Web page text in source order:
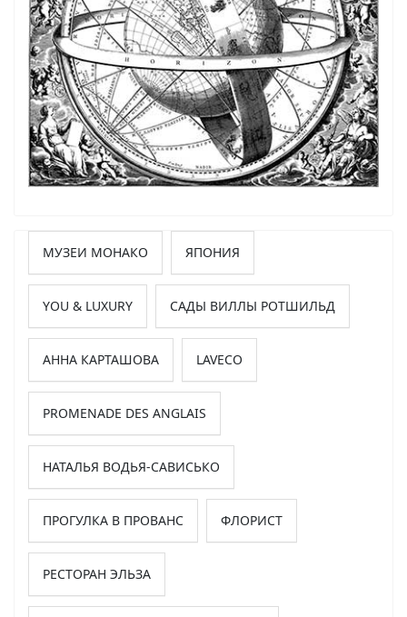
МУЗЕИ МОНАКО ЯПОНИЯ
YOU & LUXURY САДЫ ВИЛЛЫ РОТШИЛЬД
АННА КАРТАШОВА LAVECO
PROMENADE DES ANGLAIS
НАТАЛЬЯ ВОДЬЯ-САВИСЬКО
ПРОГУЛКА В ПРОВАНС ФЛОРИСТ
РЕСТОРАН ЭЛЬЗА